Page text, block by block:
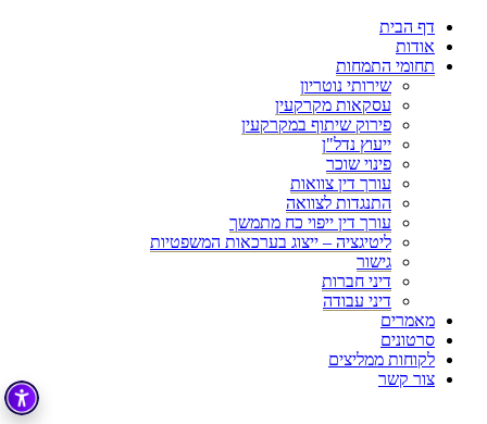
דף הבית
אודות
תחומי התמחות
שירותי נוטריון
עסקאות מקרקעין
פירוק שיתוף במקרקעין
ייעוץ נדל"ן
פינוי שוכר
עורך דין צוואות
התנגדות לצוואה
עורך דין ייפוי כח מתמשך
ליטיגציה – ייצוג בערכאות המשפטיות
גישור
דיני חברות
דיני עבודה
מאמרים
סרטונים
לקוחות ממליצים
צור קשר